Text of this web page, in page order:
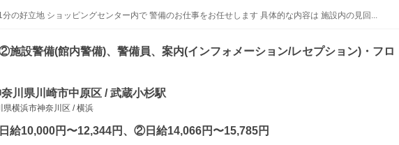
の好立地 ショッピングセンター内で 警備のお仕事をお任せします 具体的な内容は 施設内の見回...
設警備(館内警備)、警備員、案内(インフォメーション/レセプション)・フロ
川県川崎市中原区 / 武蔵小杉駅
県横浜市神奈川区 / 横浜
給10,000円〜12,344円、②日給14,066円〜15,785円